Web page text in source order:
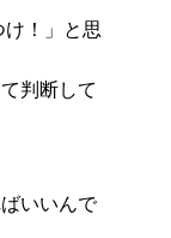
け！」と思
判断して
いいんで